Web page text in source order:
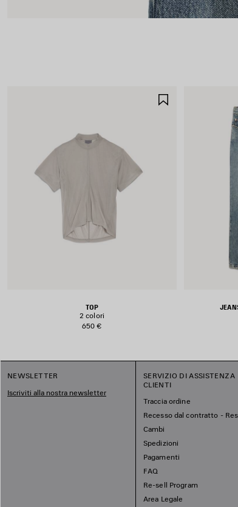
TOP
2 colori
650 €
NEWSLETTER
Iscriviti alla nostra newsletter
SERVIZIO DI ASSISTENZA
CLIENTI
Traccia ordine
Recesso dal contratto -
Cambi
Spedizioni
Pagamenti
FAQ
Re-sell Program
Area Legale